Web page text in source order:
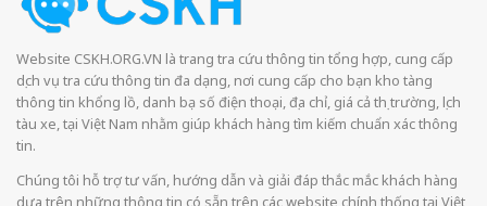
Website CSKH.ORG.VN là trang tra cứu thông tin tổng hợp, cung cấp
dịch vụ tra cứu thông tin đa dạng, nơi cung cấp cho bạn kho tàng
thông tin khổng lồ, danh bạ số điện thoại, địa chỉ, giá cả thị trường, lịch
tàu xe, tại Việt Nam nhằm giúp khách hàng tìm kiếm chuẩn xác thông
tin.
Chúng tôi hỗ trợ tư vấn, hướng dẫn và giải đáp thắc mắc khách hàng